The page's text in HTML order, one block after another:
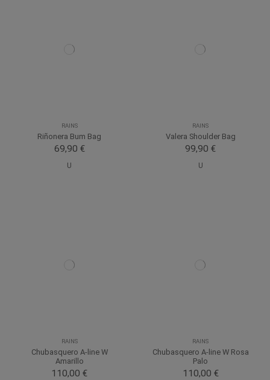
RAINS
Riñonera Bum Bag
69,90 €
U
RAINS
Valera Shoulder Bag
99,90 €
U
RAINS
Chubasquero A-line W
Amarillo
110,00 €
RAINS
Chubasquero A-line W Rosa
Palo
110,00 €